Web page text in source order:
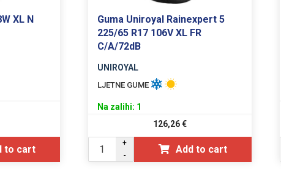
XL N
to cart
Guma Uniroyal Rainexpert 5
225/65 R17 106V XL FR
C/A/72dB
UNIROYAL
LJETNE GUME
Na zalihi: 1
126,26€
+
-
Add to cart